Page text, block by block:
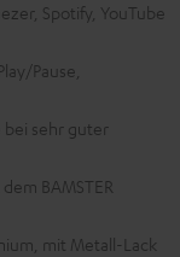
Spotify, YouTube
Pause,
bei sehr guter
BAMSTER
mit Metall-Lack